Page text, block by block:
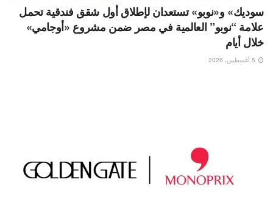
سوديك» و«نوبو» تستعدان لإطلاق أول شقق فندقية تحمل
علامة “نوبو” العالمية في مصر ضمن مشروع «أوجامي»
خلال أيام